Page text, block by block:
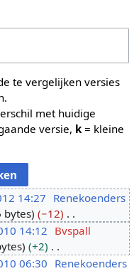
te vergelijken versies
met huidige
versie, k= kleine
14:27 Renekoenders
bytes
−12
14:12
Bvspall
+2
06:30 Renekoenders